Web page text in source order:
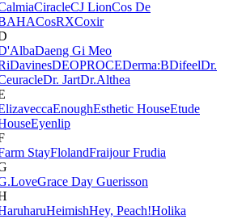
CiracleCJ LionCos De
CosRXCoxir
Daeng Gi Meo
DavinesDEOPROCEDerma:BDifeelDr.
Dr. JartDr.Althea
EnoughEsthetic HouseEtude
Eyenlip
StayFlolandFraijourFrudia
Grace Day Guerisson
HeimishHey, Peach!Holika